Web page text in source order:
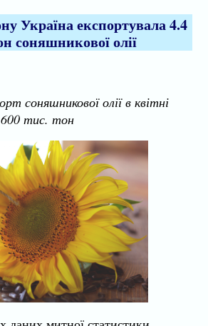
Україна експортувала 4.4
соняшникової олії
соняшникової олії в квітні
600 тис. тон